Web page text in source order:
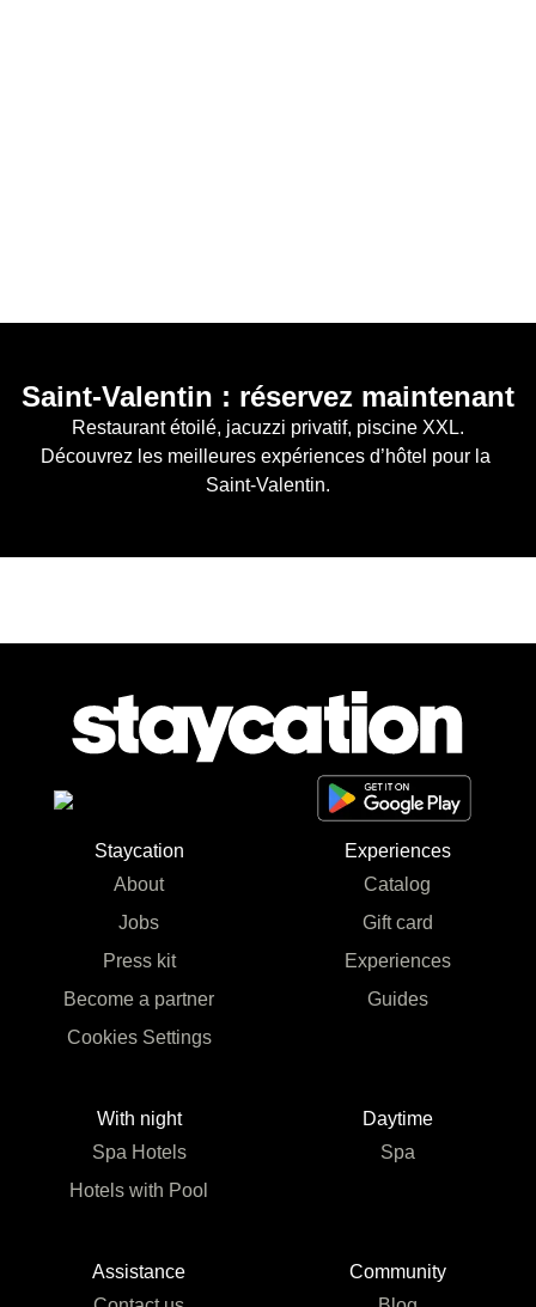
Saint-Valentin : réservez maintenant
Restaurant étoilé, jacuzzi privatif, piscine XXL.
Découvrez les meilleures expériences d’hôtel pour la
Saint-Valentin.
Staycation
About
Jobs
Press kit
Become a partner
Cookies Settings
Experiences
Catalog
Gift card
Experiences
Guides
With night
Spa Hotels
Hotels with Pool
Daytime
Spa
Assistance
Community